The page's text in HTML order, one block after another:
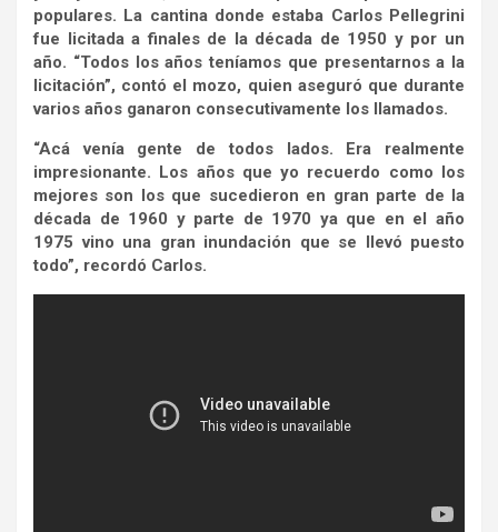
populares. La cantina donde estaba Carlos Pellegrini
fue licitada a finales de la década de 1950 y por un
año. “Todos los años teníamos que presentarnos a la
licitación”, contó el mozo, quien aseguró que durante
varios años ganaron consecutivamente los llamados.
“Acá venía gente de todos lados. Era realmente
impresionante. Los años que yo recuerdo como los
mejores son los que sucedieron en gran parte de la
década de 1960 y parte de 1970 ya que en el año
1975 vino una gran inundación que se llevó puesto
todo”, recordó Carlos.